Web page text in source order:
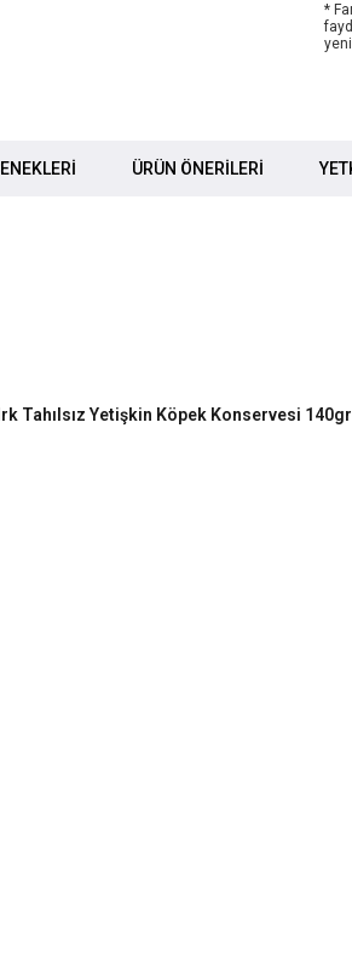
*
ÜRÜN ÖNERILERI
Tahılsız Yetişkin Köpek Konservesi 140gr